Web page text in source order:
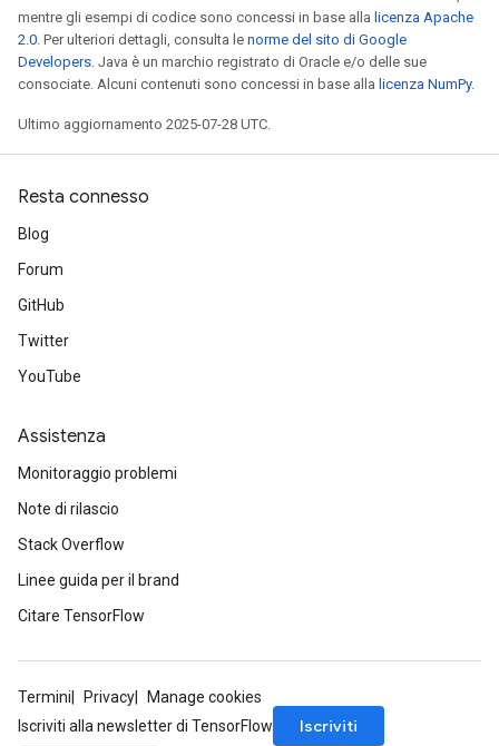
mentre gli esempi di codice sono concessi in base alla licenza Apache
2.0. Per ulteriori dettagli, consulta le norme del sito di Google
Developers. Java è un marchio registrato di Oracle e/o delle sue
consociate. Alcuni contenuti sono concessi in base alla licenza NumPy.
Ultimo aggiornamento 2025-07-28 UTC.
Resta connesso
Blog
Forum
GitHub
Twitter
YouTube
Assistenza
Monitoraggio problemi
Note di rilascio
Stack Overflow
Linee guida per il brand
Citare TensorFlow
Termini Privacy
Manage cookies
Iscriviti alla newsletter di TensorFlow
Iscriviti